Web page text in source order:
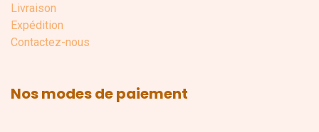
Livraison
Expédition
Contactez-nous
Nos modes de paiement